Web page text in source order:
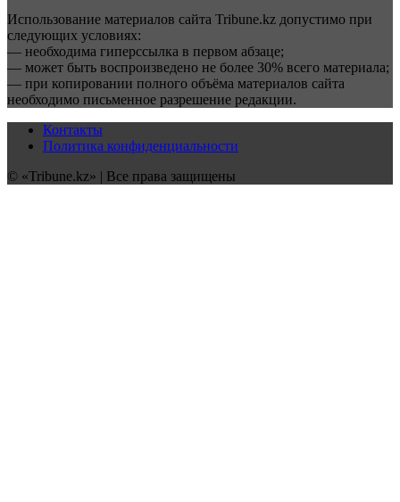
Использование материалов сайта Tribune.kz допустимо при
следующих условиях:
— необходима гиперссылка в первом абзаце;
— может быть воспроизведено не более 30% всего материала;
— при копировании полного объёма материалов сайта
необходимо письменное разрешение редакции.
Контакты
Политика конфиденциальности
© «Tribune.kz» | Все права защищены